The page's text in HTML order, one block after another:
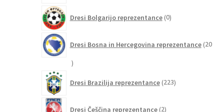
Dresi Bolgarijo reprezentance 0izdelkov
Dresi Bosna in Hercegovina reprezentance 20
20
Dresi Brazilija reprezentance 223izdelkov
Dresi Češčina reprezentance 2